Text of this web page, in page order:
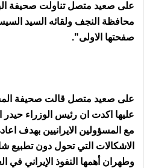
على صعيد متصل تناولت صحيفة
محافظة النجف ولقائه السيد
صفحتها الاولى".
على صعيد متصل قالت صحيفة
عليها اكدت ان رئيس الوزراء
مع المسؤولين الايرانيين بهدف
الاشكالات التي تحول دون تطبيع
وطهران أهمها النفوذ الإيراني في